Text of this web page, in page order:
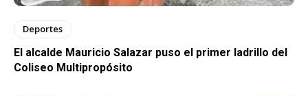
Deportes
El alcalde Mauricio Salazar puso el primer ladrillo del
Coliseo Multipropósito